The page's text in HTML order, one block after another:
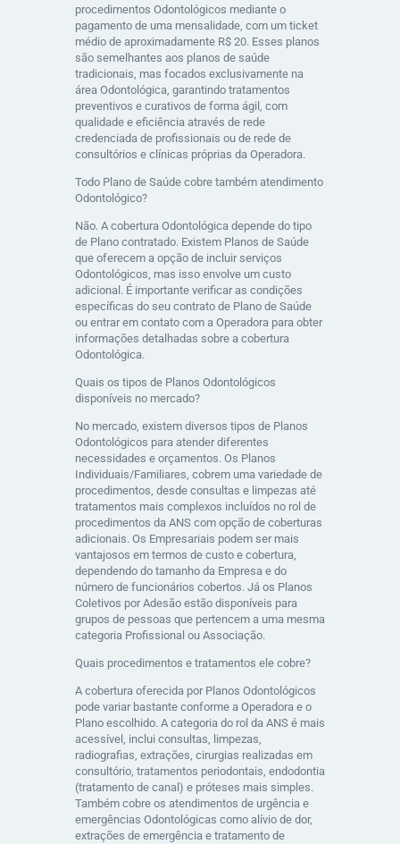
procedimentos Odontológicos mediante o
pagamento de uma mensalidade, com um ticket
médio de aproximadamente R$ 20. Esses planos
são semelhantes aos planos de saúde
tradicionais, mas focados exclusivamente na
área Odontológica, garantindo tratamentos
preventivos e curativos de forma ágil, com
qualidade e eficiência através de rede
credenciada de profissionais ou de rede de
consultórios e clínicas próprias da Operadora.
Todo Plano de Saúde cobre também atendimento
Odontológico?
Não. A cobertura Odontológica depende do tipo
de Plano contratado. Existem Planos de Saúde
que oferecem a opção de incluir serviços
Odontológicos, mas isso envolve um custo
adicional. É importante verificar as condições
específicas do seu contrato de Plano de Saúde
ou entrar em contato com a Operadora para obter
informações detalhadas sobre a cobertura
Odontológica.
Quais os tipos de Planos Odontológicos
disponíveis no mercado?
No mercado, existem diversos tipos de Planos
Odontológicos para atender diferentes
necessidades e orçamentos. Os Planos
Individuais/Familiares, cobrem uma variedade de
procedimentos, desde consultas e limpezas até
tratamentos mais complexos incluídos no rol de
procedimentos da ANS com opção de coberturas
adicionais. Os Empresariais podem ser mais
vantajosos em termos de custo e cobertura,
dependendo do tamanho da Empresa e do
número de funcionários cobertos. Já os Planos
Coletivos por Adesão estão disponíveis para
grupos de pessoas que pertencem a uma mesma
categoria Profissional ou Associação.
Quais procedimentos e tratamentos ele cobre?
A cobertura oferecida por Planos Odontológicos
pode variar bastante conforme a Operadora e o
Plano escolhido. A categoria do rol da ANS é mais
acessível, inclui consultas, limpezas,
radiografias, extrações, cirurgias realizadas em
consultório, tratamentos periodontais, endodontia
(tratamento de canal) e próteses mais simples.
Também cobre os atendimentos de urgência e
emergências Odontológicas como alívio de dor,
extrações de emergência e tratamento de